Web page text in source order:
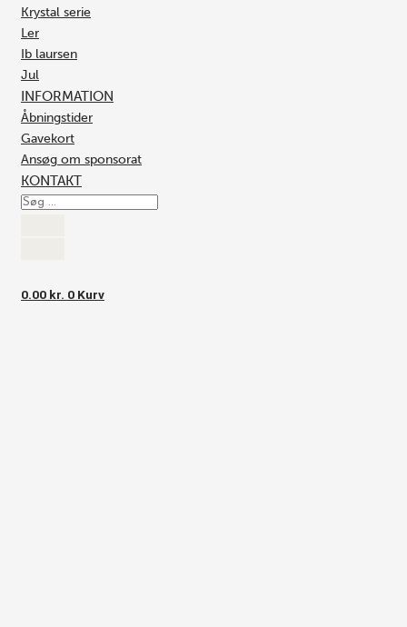
Krystal serie
Ler
Ib laursen
Jul
INFORMATION
Åbningstider
Gavekort
Ansøg om sponsorat
KONTAKT
0.00 kr. 0 Kurv